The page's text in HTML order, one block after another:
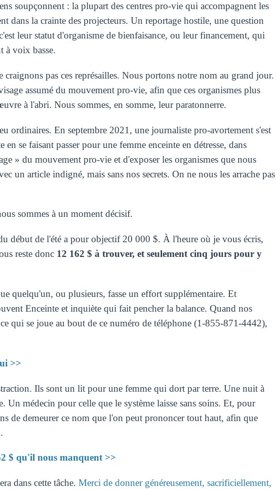
soupçonnent : la plupart des centres pro-vie qui accompagnent les
dans la crainte des projecteurs. Un reportage hostile, une question
leur statut d'organisme de bienfaisance, ou leur financement, qui
à voix basse.
pas ces représailles. Nous portons notre nom au grand jour.
assumé du mouvement pro-vie, afin que ces organismes plus
à l'abri. Nous sommes, en somme, leur paratonnerre.
ordinaires. En septembre 2021, une journaliste pro-avortement s'est
en se faisant passer pour une femme enceinte en détresse, dans
» du mouvement pro-vie et d'exposer les organismes que nous
un article indigné, mais sans nos secrets. On ne nous les arrache pas
sommes à un moment décisif.
début de l'été a pour objectif 20 000 $. À l'heure où je vous écris,
reste donc 12 162 $ à trouver, et seulement cinq jours pour y
quelqu'un, ou plusieurs, fasse un effort supplémentaire. Et
Enceinte et inquiète qui fait pencher la balance. Quand nos
qui se joue au bout de ce numéro de téléphone (1-855-871-4442),
>>
Ils sont un lit pour une femme qui dort par terre. Une nuit à
Un médecin pour celle que le système laisse sans soins. Et, pour
de demeurer ce nom que l'on peut prononcer tout haut, afin que
$ qu'il nous manquent >>
dans cette tâche. Merci de donner généreusement, sacrificiellement,